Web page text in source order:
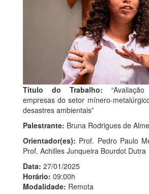
Título do Trabalho:
empresas do setor mínero-
desastres ambientais”
Palestrante: Bruna Rodrigues de
Orientador(es): Prof. Pedro Paulo
Prof. Achilles Junqueira Bourdot Dutra
Data: 27/01/2025
Horário: 09:00h
Modalidade: Remota